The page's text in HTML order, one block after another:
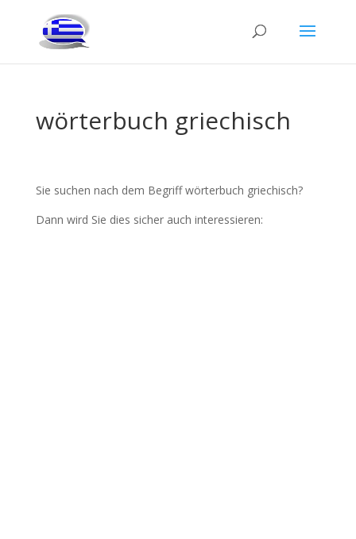
wörterbuch griechisch
Sie suchen nach dem Begriff wörterbuch griechisch?
Dann wird Sie dies sicher auch interessieren: